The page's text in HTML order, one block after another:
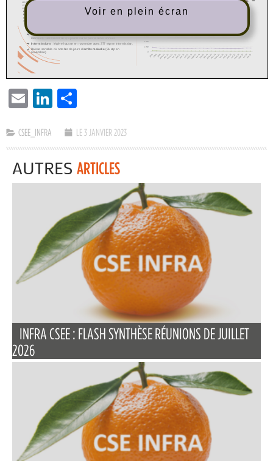
Voir en plein écran
EMAIL LINKEDIN
CSEE_INFRA LE 3 JANVIER 2023
AUTRES ARTICLES
INFRA CSEE : FLASH SYNTHÈSE RÉUNIONS DE JUILLET
2026